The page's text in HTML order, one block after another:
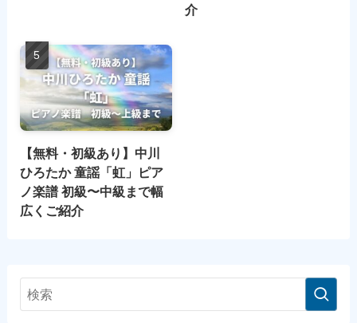
介
【無料・初級あり】中川
ひろたか 童謡「虹」ピア
ノ楽譜 初級〜中級まで幅
広くご紹介